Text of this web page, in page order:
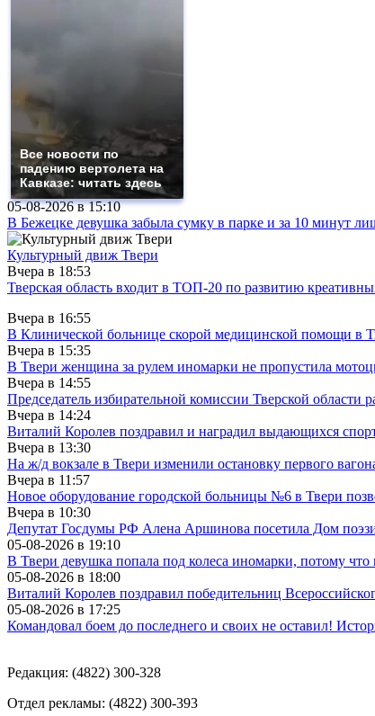
Все новости по
падению вертолета на
Кавказе: читать здесь
05-08-2026 в15:10
В Бежецке девушка забыла сумку в парке и за 10 минут
Культурный движ Твери
Вчера в 18:53
Тверская область входит в ТОП-20 по развитию
Вчера в 16:55
В Клинической больнице скорой медицинской помощи в
Вчера в 15:35
В Твери женщина за рулем иномарки не пропустила
Вчера в 14:55
Председатель избирательной комиссии Тверской
Вчера в 14:24
Виталий Королев поздравил и наградил выдающихся
Вчера в 13:30
На ж/д вокзале в Твери изменили остановку первого
Вчера в 11:57
Новое оборудование городской больницы №6 в Твери
Вчера в 10:30
Депутат Госдумы РФ Алена Аршинова посетила Дом
05-08-2026 в 19:10
В Твери девушка попала под колеса иномарки, потому что
05-08-2026 в 18:00
Виталий Королев поздравил победительниц
05-08-2026 в 17:25
Командовал боем до последнего и своих не оставил!
Редакция: (4822) 300-328
Отдел рекламы: (4822) 300-393